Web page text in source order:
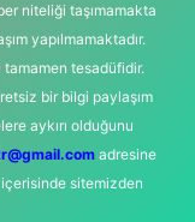
niteliği taşımamakta
yapılmamaktadır.
tesadüfidir.
bir bilgi paylaşım
aykırı olduğunu
adresine
sitemizden